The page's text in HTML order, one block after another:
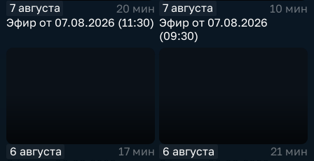
7 августа
20 мин
Эфир от 07.08.2026 (11:30)
7 августа
10 мин
Эфир от 07.08.2026
(09:30)
6 августа
17 мин
6 августа
21 мин